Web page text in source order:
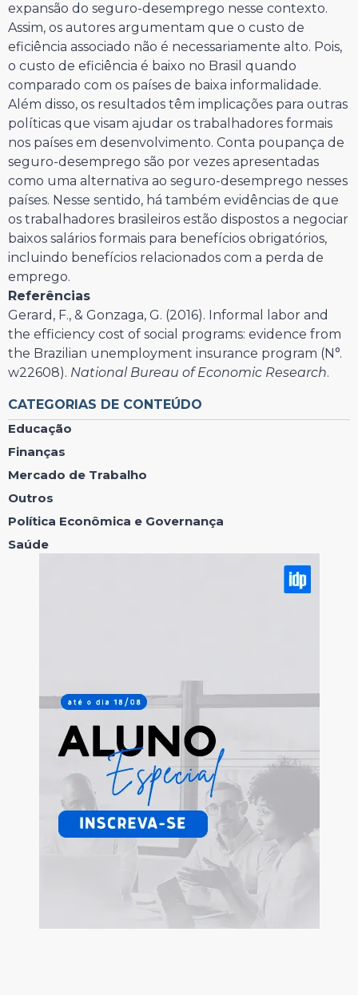
expansão do seguro-desemprego nesse contexto.
Assim, os autores argumentam que o custo de
eficiência associado não é necessariamente alto. Pois,
o custo de eficiência é baixo no Brasil quando
comparado com os países de baixa informalidade.
Além disso, os resultados têm implicações para outras
políticas que visam ajudar os trabalhadores formais
nos países em desenvolvimento. Conta poupança de
seguro-desemprego são por vezes apresentadas
como uma alternativa ao seguro-desemprego nesses
países. Nesse sentido, há também evidências de que
os trabalhadores brasileiros estão dispostos a negociar
baixos salários formais para benefícios obrigatórios,
incluindo benefícios relacionados com a perda de
emprego.
Referências
Gerard, F., & Gonzaga, G. (2016). Informal labor and
the efficiency cost of social programs: evidence from
the Brazilian unemployment insurance program (N°.
w22608). National Bureau of Economic Research.
CATEGORIAS DE CONTEÚDO
Educação
Finanças
Mercado de Trabalho
Outros
Política Econômica e Governança
Saúde